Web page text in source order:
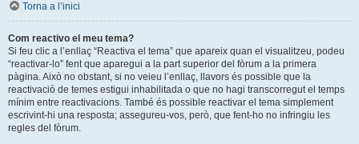
Torna a l’inici
Com reactivo el meu tema?
Si feu clic a l’enllaç “Reactiva el tema” que apareix quan el visualitzeu, podeu
“reactivar-lo” fent que aparegui a la part superior del fòrum a la primera
pàgina. Això no obstant, si no veieu l’enllaç, llavors és possible que la
reactivació de temes estigui inhabilitada o que no hagi transcorregut el temps
mínim entre reactivacions. També és possible reactivar el tema simplement
escrivint-hi una resposta; assegureu-vos, però, que fent-ho no infringiu les
regles del fòrum.